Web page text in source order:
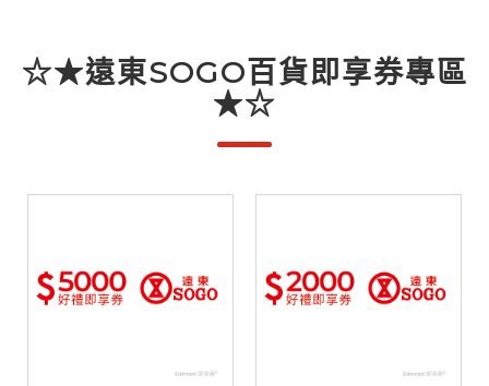
☆★遠東SOGO百貨即享券專區
★☆